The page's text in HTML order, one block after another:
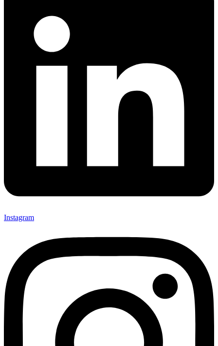
Instagram